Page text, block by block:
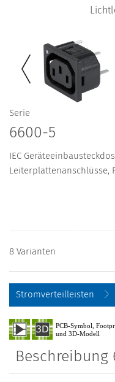
Serie
6600-5
IEC
Leiterplattenanschlüsse,
8 Varianten
Stromverteilleisten
Beschreibung